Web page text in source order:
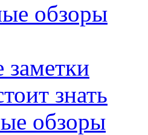
обзоры
заметки
знать
обзоры